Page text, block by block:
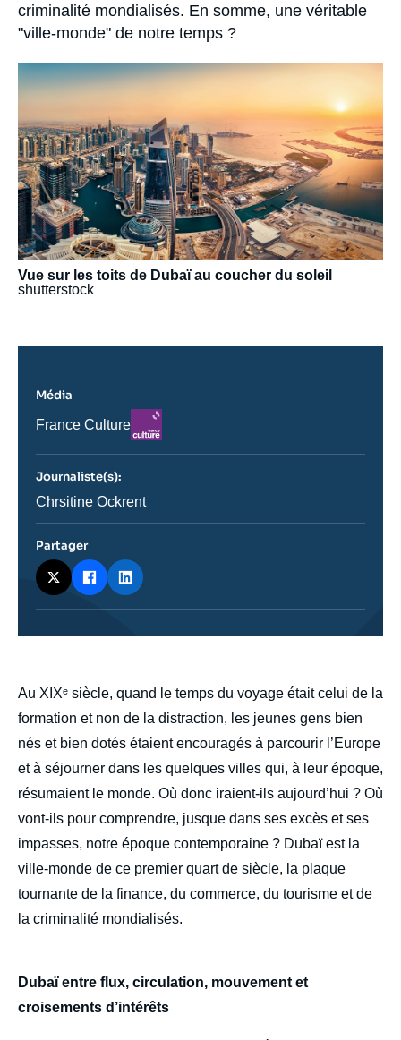
criminalité mondialisés. En somme, une véritable
"ville-monde" de notre temps ?
Image
principale
Vue sur les toits de Dubaï au coucher du soleil
shutterstock
body
Au XIXᵉ siècle, quand le temps du voyage était celui de la
formation et non de la distraction, les jeunes gens bien
nés et bien dotés étaient encouragés à parcourir l’Europe
et à séjourner dans les quelques villes qui, à leur époque,
résumaient le monde. Où donc iraient-ils aujourd’hui ? Où
vont-ils pour comprendre, jusque dans ses excès et ses
impasses, notre époque contemporaine ? Dubaï est la
ville-monde de ce premier quart de siècle, la plaque
tournante de la finance, du commerce, du tourisme et de
la criminalité mondialisés.
Dubaï entre flux, circulation, mouvement et
croisements d’intérêts
Média
Nom
journal,
ou
émission
France Culture
Logo
Journaliste(s):
Journaliste
Chrsitine Ockrent
Partager